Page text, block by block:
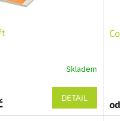
Skladem
DETAIL
od